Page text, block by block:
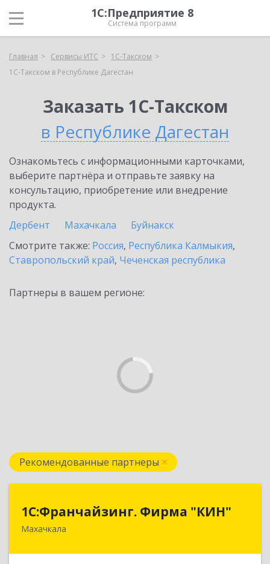
1С:Предприятие 8
Система программ
Главная Сервисы ИТС
1С-Такском
1С-Такском в Республике Дагестан
Заказать 1С-Такском
в Республике Дагестан
Ознакомьтесь с информационными карточками,
выберите партнёра и отправьте заявку на
консультацию, приобретение или внедрение
продукта.
Дербент
Махачкала
Буйнакск
Смотрите также: Россия, Республика Калмыкия,
Ставропольский край, Чеченская республика
Партнеры в вашем регионе:
Рекомендованные партнеры
1С:Франчайзинг. Фирма "КИН"
Махачкала
1С:Франчайзинг. Фирма "КИН"
367030, Дагестан Респ, Махачкала г, И.Казака